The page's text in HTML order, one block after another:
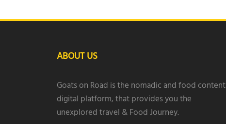
ABOUT US
Goats on Road is the nomadic and food content
digital platform, that provides you the
unexplored travel & Food Journey.